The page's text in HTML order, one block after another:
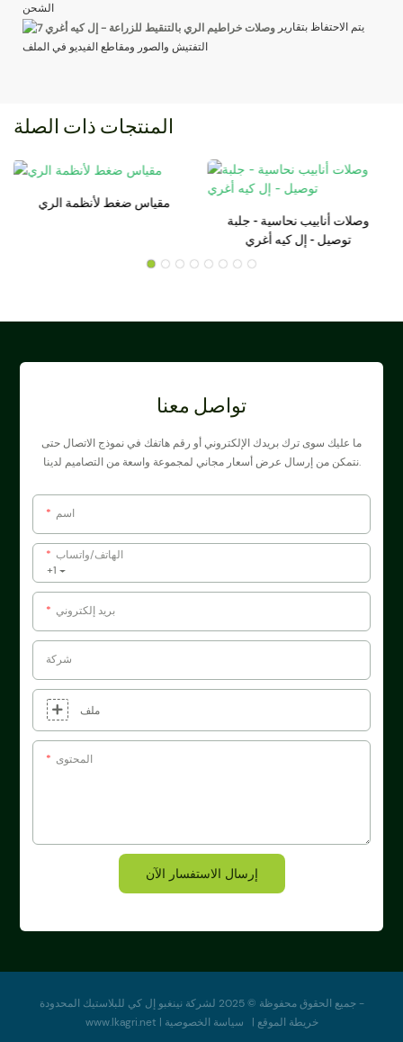
الشحن
يتم الاحتفاظ بتقارير
التفتيش والصور ومقاطع الفيديو في الملف
المنتجات ذات الصلة
مقياس ضغط لأنظمة الري
وصلات أنابيب نحاسية - جلبة
توصيل - إل كيه أغري
تواصل معنا
ما عليك سوى ترك بريدك الإلكتروني أو رقم هاتفك في نموذج الاتصال حتى
نتمكن من إرسال عرض أسعار مجاني لمجموعة واسعة من التصاميم لدينا.
اسم
+1
الهاتف/واتساب
بريد إلكتروني
شركة
ملف
المحتوى
إرسال الاستفسار الآن
جميع الحقوق محفوظة © 2025 لشركة نينغبو إل كي للبلاستيك المحدودة -
www.lkagri.net | خريطة الموقع | سياسة الخصوصية